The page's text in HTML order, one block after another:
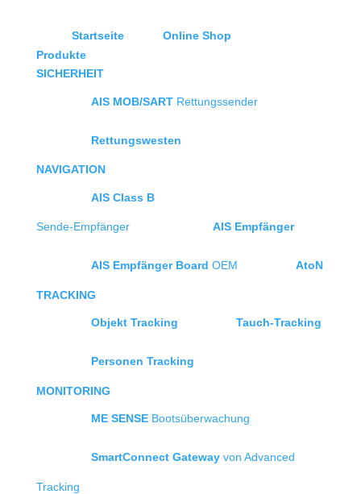
Startseite
Online Shop
Produkte
SICHERHEIT
AIS MOB/SARTRettungssender
Rettungswesten
NAVIGATION
AIS Class B
Sende-Empfänger AIS Empfänger
AIS Empfänger Board OEM AtoN
TRACKING
Objekt Tracking Tauch-Tracking
Personen Tracking
MONITORING
ME SENSEBootsüberwachung
SmartConnect Gatewayvon Advanced
Tracking